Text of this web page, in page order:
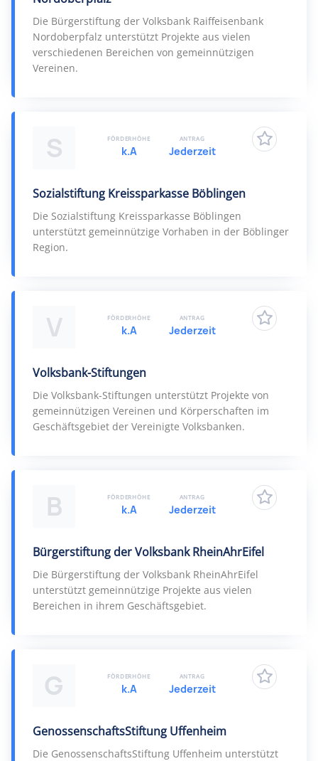
Die Bürgerstiftung der Volksbank Raiffeisenbank
Nordoberpfalz unterstützt Projekte aus vielen
verschiedenen Bereichen von gemeinnützigen
Vereinen.
S
Sozialstiftung Kreissparkasse Böblingen
Die Sozialstiftung Kreissparkasse Böblingen
unterstützt gemeinnützige Vorhaben in der Böblinger
Region.
FÖRDERHÖHE
k.A
ANTRAG
Jederzeit
V
Volksbank-Stiftungen
Die Volksbank-Stiftungen unterstützt Projekte von
gemeinnützigen Vereinen und Körperschaften im
Geschäftsgebiet der Vereinigte Volksbanken.
FÖRDERHÖHE
k.A
ANTRAG
Jederzeit
B
Bürgerstiftung der Volksbank RheinAhrEifel
Die Bürgerstiftung der Volksbank RheinAhrEifel
unterstützt gemeinnützige Projekte aus vielen
Bereichen in ihrem Geschäftsgebiet.
FÖRDERHÖHE
k.A
ANTRAG
Jederzeit
G
GenossenschaftsStiftung Uffenheim
Die GenossenschaftsStiftung Uffenheim unterstützt
FÖRDERHÖHE
k.A
ANTRAG
Jederzeit